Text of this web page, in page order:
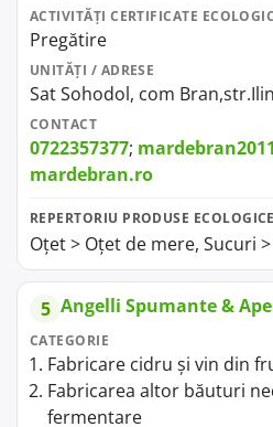
ACTIVITĂȚI CERTIFICATE ECOLOGIC
Pregătire
UNITĂȚI / ADRESE
Sat Sohodol, com
CONTACT
0722357377;
mardebran.ro
REPERTORIU PRODUSE ECOLOGICE
Oțet > Oțet de mere, Sucuri
5 Angelli Spumante &
CATEGORIE
Fabricare cidru și vin din
Fabricarea altor băuturi
fermentare